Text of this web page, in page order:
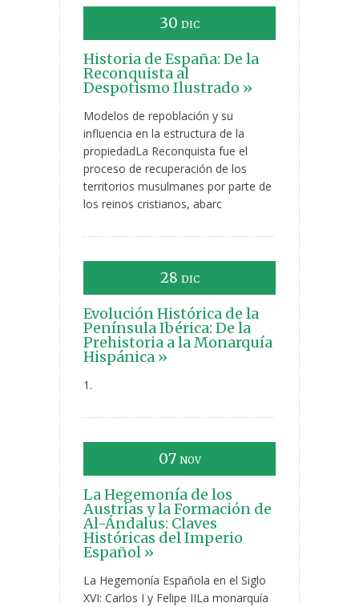
30 DIC
Historia de España: De la
Reconquista al
Despotismo Ilustrado »
Modelos de repoblación y su
influencia en la estructura de la
propiedadLa Reconquista fue el
proceso de recuperación de los
territorios musulmanes por parte de
los reinos cristianos, abarc
28 DIC
Evolución Histórica de la
Península Ibérica: De la
Prehistoria a la Monarquía
Hispánica »
1.
07 NOV
La Hegemonía de los
Austrias y la Formación de
Al-Ándalus: Claves
Históricas del Imperio
Español »
La Hegemonía Española en el Siglo
XVI: Carlos I y Felipe IILa monarquía